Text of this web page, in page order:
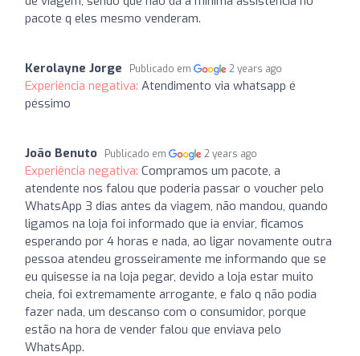
pacote q eles mesmo venderam.
Kerolayne Jorge Publicado em 2 years ago
Experiência negativa: Atendimento via whatsapp é
péssimo
João Benuto Publicado em 2 years ago
Experiência negativa: Compramos um pacote, a
atendente nos falou que poderia passar o voucher pelo
WhatsApp 3 dias antes da viagem, não mandou, quando
ligamos na loja foi informado que ia enviar, ficamos
esperando por 4 horas e nada, ao ligar novamente outra
pessoa atendeu grosseiramente me informando que se
eu quisesse ia na loja pegar, devido a loja estar muito
cheia, foi extremamente arrogante, e falo q não podia
fazer nada, um descanso com o consumidor, porque
estão na hora de vender falou que enviava pelo
WhatsApp.